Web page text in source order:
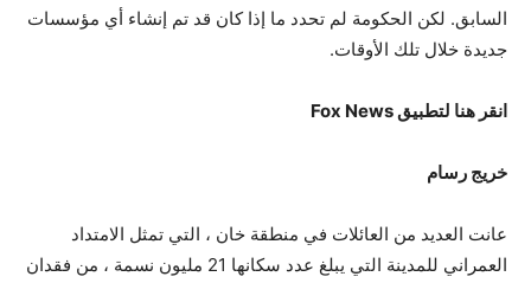
السابق. لكن الحكومة لم تحدد ما إذا كان قد تم إنشاء أي مؤسسات
جديدة خلال تلك الأوقات.
انقر هنا لتطبيق Fox News
خريج رسام
عانت العديد من العائلات في منطقة خان ، التي تمثل الامتداد
العمراني للمدينة التي يبلغ عدد سكانها 21 مليون نسمة ، من فقدان